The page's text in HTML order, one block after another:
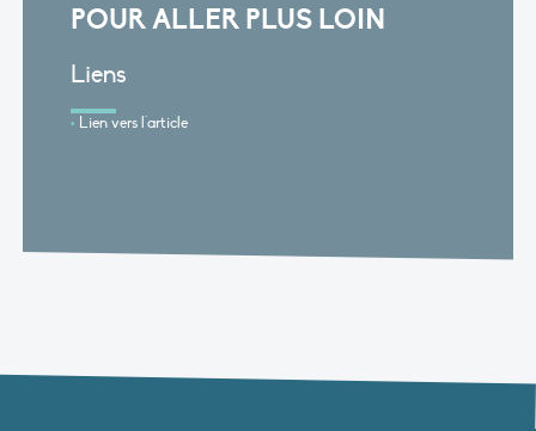
POUR ALLER PLUS LOIN
Liens
Lien vers l'article